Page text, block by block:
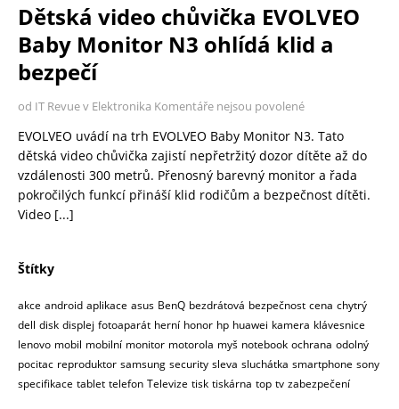
Dětská video chůvička EVOLVEO
Baby Monitor N3 ohlídá klid a
bezpečí
od IT Revue v Elektronika Komentáře nejsou povolené
EVOLVEO uvádí na trh EVOLVEO Baby Monitor N3. Tato
dětská video chůvička zajistí nepřetržitý dozor dítěte až do
vzdálenosti 300 metrů. Přenosný barevný monitor a řada
pokročilých funkcí přináší klid rodičům a bezpečnost dítěti.
Video [...]
Štítky
akce android aplikace asus BenQ bezdrátová bezpečnost cena chytrý
dell disk displej fotoaparát herní honor hp huawei kamera klávesnice
lenovo mobil mobilní monitor motorola myš notebook ochrana odolný
pocitac reproduktor samsung security sleva sluchátka smartphone sony
specifikace tablet telefon Televize tisk tiskárna top tv zabezpečení